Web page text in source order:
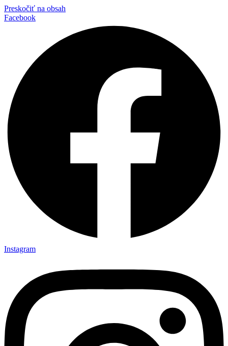
Preskočiť na obsah
Facebook
Instagram